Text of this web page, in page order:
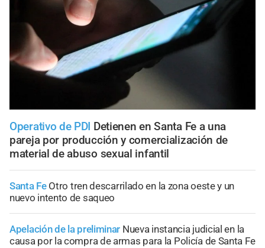
Operativo de PDI Detienen en Santa Fe a una
pareja por producción y comercialización de
material de abuso sexual infantil
Santa Fe Otro tren descarrilado en la zona oeste y un
nuevo intento de saqueo
Apelación de la preliminar Nueva instancia judicial en la
causa por la compra de armas para la Policía de Santa Fe